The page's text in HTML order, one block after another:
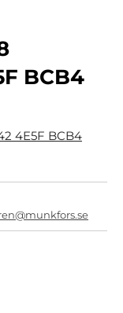
BCB4
4E5F BCB4